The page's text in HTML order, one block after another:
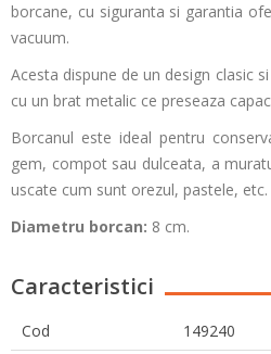
borcane, cu siguranta si garantia
vacuum.
Acesta dispune de un design clasic
cu un brat metalic ce preseaza
Borcanul este ideal pentru
gem, compot sau dulceata, a
uscate cum sunt orezul, pastele, etc.
Diametru borcan: 8 cm.
Caracteristici
Cod
149240